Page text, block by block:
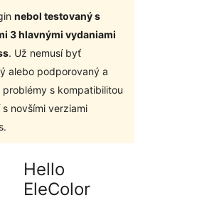
nebol testovaný s
3 hlavnými vydaniami
. Už nemusí byť
alebo podporovaný a
problémy s kompatibilitou
novšími verziami
Hello
EleColor